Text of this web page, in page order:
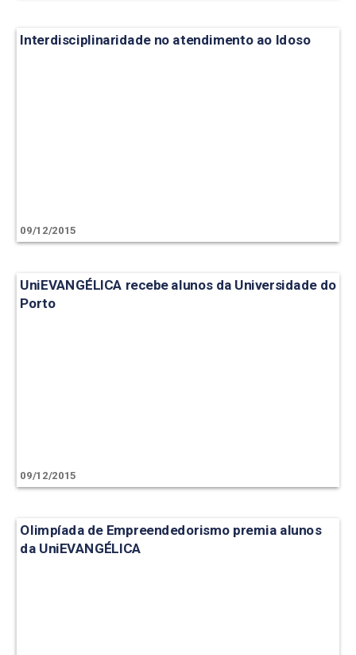
Interdisciplinaridade no atendimento ao Idoso
09/12/2015
UniEVANGÉLICA recebe alunos da Universidade do
Porto
09/12/2015
Olimpíada de Empreendedorismo premia alunos
da UniEVANGÉLICA